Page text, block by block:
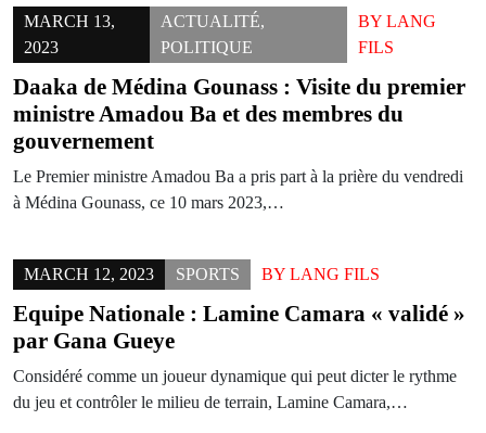
MARCH 13,
2023
ACTUALITÉ,
POLITIQUE
BYLANG
FILS
Daaka de Médina Gounass : Visite du premier
ministre Amadou Ba et des membres du
gouvernement
Le Premier ministre Amadou Ba a pris part à la prière du vendredi
à Médina Gounass, ce 10 mars 2023,…
MARCH 12, 2023 SPORTS BY LANG FILS
Equipe Nationale : Lamine Camara « validé »
par Gana Gueye
Considéré comme un joueur dynamique qui peut dicter le rythme
du jeu et contrôler le milieu de terrain, Lamine Camara,…